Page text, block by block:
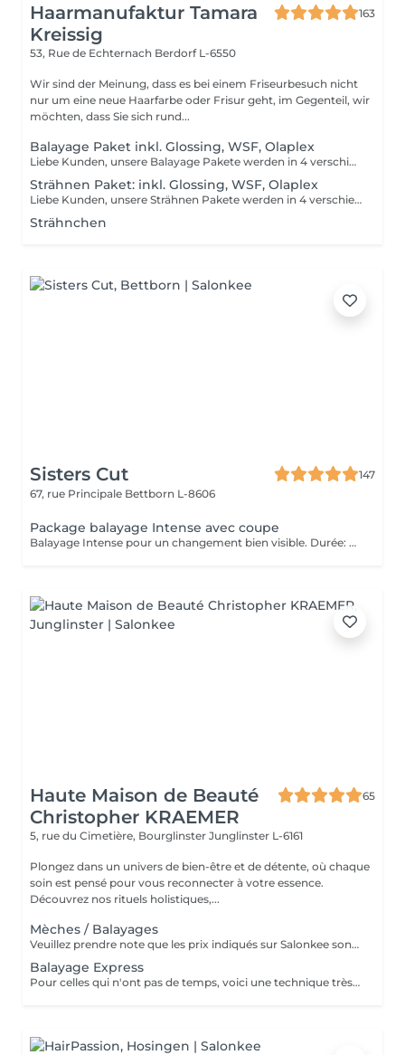
Haarmanufaktur Tamara
Kreissig
163
53, Rue de Echternach Berdorf L-6550
Wir sind der Meinung, dass es bei einem Friseurbesuch nicht
nur um eine neue Haarfarbe oder Frisur geht, im Gegenteil, wir
möchten, dass Sie sich rund...
Balayage Paket inkl. Glossing, WSF, Olaplex
Liebe Kunden, unsere Balayage Pakete werden in 4 verschiedene Pakete unterteilt. Diese Unterteilungen richten sich nach Haarlänge und Haardicke. Ihr könnt uns sonst bei Unklarheiten auch gerne im Salon anrufen. Paket 1 ca. Kinnlanges Haar Paket 2 ca. bis Schulter Paket 3 ca. über Schulter Paket 4 ca. halber Rücken Bitte beachten Sie, dass bei einer falsch ausgewählten Buchungsoption keine Garantie für die Erbringung der Dienstleistung besteht. Danke für Ihr Verständnis.
Strähnen Paket: inkl. Glossing, WSF, Olaplex
Liebe Kunden, unsere Strähnen Pakete werden in 4 verschiedene Pakete unterteilt. Diese Unterteilungen richten sich nach Haarlänge und Haardicke. Paket 1 ca. Kurze Haare Paket 2 ca. bis Kinn Paket 3 ca. über Schulter Paket 4 ca. halber Rücken Bitte beachten Sie, dass bei einer falsch ausgewählten Buchungsoption keine Garantie für die Erbringung der Dienstleistung besteht. Danke für Ihr Verständnis.
Strähnchen
Sisters Cut
147
67, rue Principale Bettborn L-8606
Package balayage Intense avec coupe
Balayage Intense pour un changement bien visible. Durée: 4 h - consultation précise - duo protection avant le balayage - balayage Intense - glossing - masque serviette chaude avec massage - coupe avec brushing y compris styling (boucles) - conseils pour l'entretien
Haute Maison de Beauté
Christopher KRAEMER
65
5, rue du Cimetière, Bourglinster Junglinster L-6161
Plongez dans un univers de bien-être et de détente, où chaque
soin est pensé pour vous reconnecter à votre essence.
Découvrez nos rituels holistiques,...
Mèches / Balayages
Veuillez prendre note que les prix indiqués sur Salonkee sont communiqués à titre informatif et s'entendent de base. Ces derniers sont susceptibles de varier selon le diagnostic réalisé à votre arrivée au salon et l'expertise du professionnel à qui vous confiez votre beauté. Dans tous les cas, un devis précis vous sera proposé et toutes réalisations de prestations seront effectuées avec votre accord. Un grand merci d'avance pour votre compréhension. Au plaisir de vous recevoir très vite.
Balayage Express
Pour celles qui n'ont pas de temps, voici une technique très intéressante. Elle se pratique sur les bordures, ainsi que des deux côtés de la raie, et au vertex. Nous gagnons plus ou moins 1 heure par rapport à un balayage classique